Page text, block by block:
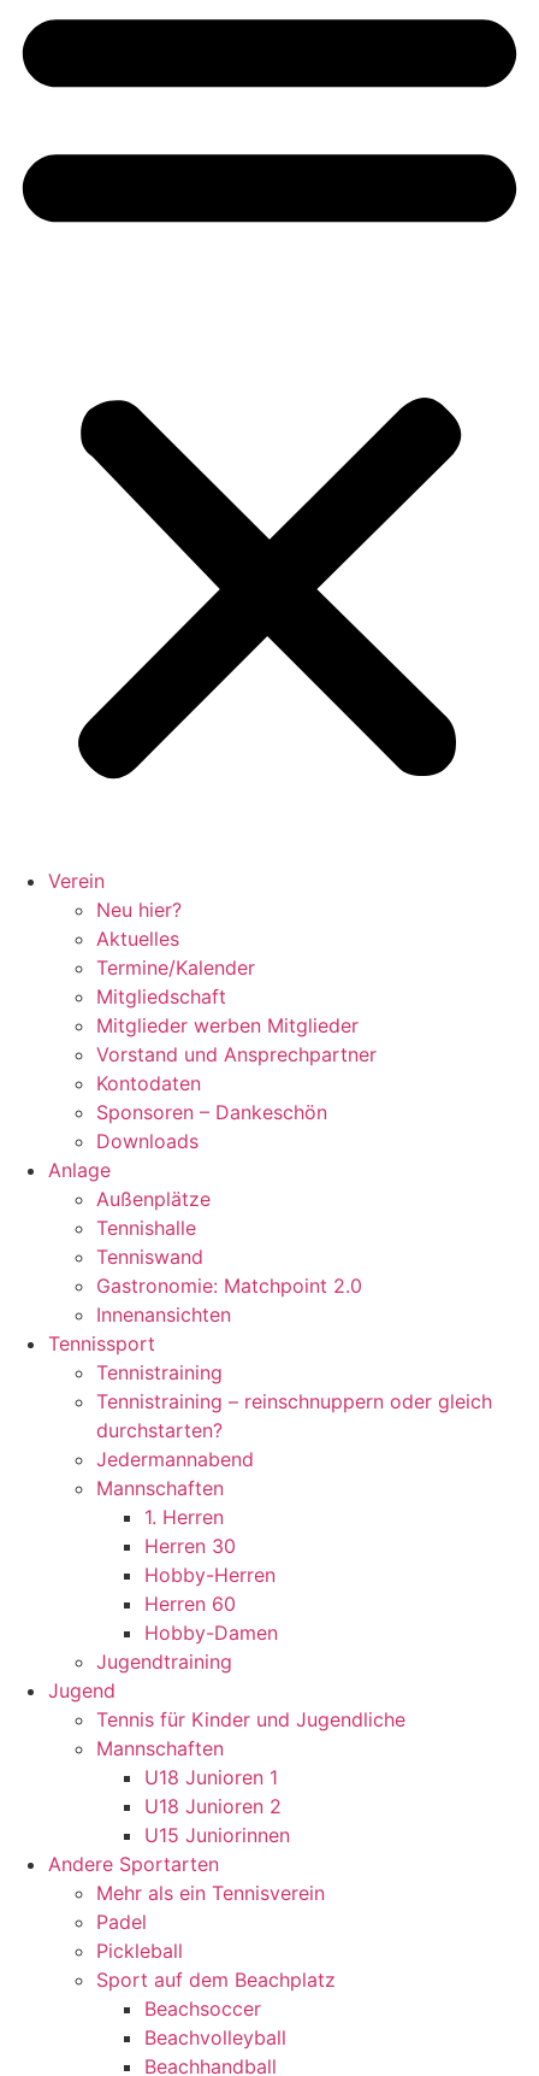
Verein
Neu hier?
Aktuelles
Termine/Kalender
Mitgliedschaft
Mitglieder werben Mitglieder
Vorstand und Ansprechpartner
Kontodaten
Sponsoren – Dankeschön
Downloads
Anlage
Außenplätze
Tennishalle
Tenniswand
Gastronomie: Matchpoint 2.0
Innenansichten
Tennissport
Tennistraining
Tennistraining – reinschnuppern oder gleich
durchstarten?
Jedermannabend
Mannschaften
1. Herren
Herren 30
Hobby-Herren
Herren 60
Hobby-Damen
Jugendtraining
Jugend
Tennis für Kinder und Jugendliche
Mannschaften
U18 Junioren 1
U18 Junioren 2
U15 Juniorinnen
Andere Sportarten
Mehr als ein Tennisverein
Padel
Pickleball
Sport auf dem Beachplatz
Beachsoccer
Beachvolleyball
Beachhandball